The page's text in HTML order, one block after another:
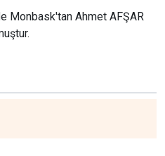
Monbask'tan Ahmet AFŞAR